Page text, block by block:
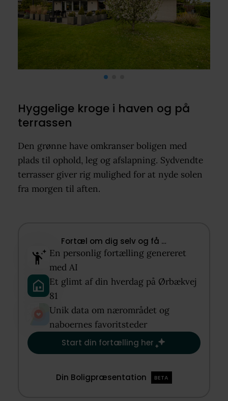
Hyggelige kroge i haven og på
terrassen
Den grønne have omkranser boligen med
plads til ophold, leg og afslapning. Sydvendte
terrasser giver rig mulighed for at nyde solen
fra morgen til aften.
Fortæl om dig selv og få …​
En personlig fortælling genereret
med AI​
Et glimt af din hverdag på Ørbækvej
81​
Unik data om nærområdet og
naboernes favoritsteder​
Start din fortælling her
Din Boligpræsentation BETA